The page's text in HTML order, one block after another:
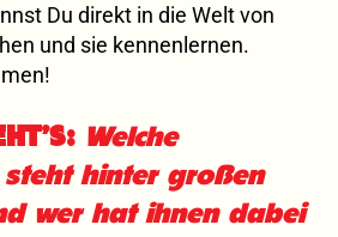
Du direkt in die Welt von
und sie kennenlernen.
Welche
steht hinter großen
wer hat ihnen dabei